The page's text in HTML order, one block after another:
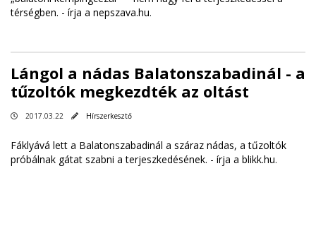
térségben. - írja a nepszava.hu.
Lángol a nádas Balatonszabadinál - a
tűzoltók megkezdték az oltást
2017.03.22 Hírszerkesztő
Fáklyává lett a Balatonszabadinál a száraz nádas, a tűzoltók
próbálnak gátat szabni a terjeszkedésének. - írja a blikk.hu.